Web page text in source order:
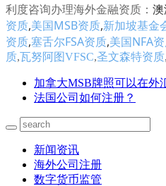
利度咨询办理海外金融资质：
资质,美国MSB资质,新加坡基金
资质,塞舌尔FSA资质,美国NFA
质,瓦努阿图VFSC,圣文森特资质,
加拿大MSB牌照可以在外
法国公司如何注册？
新闻资讯
海外公司注册
数字货币监管